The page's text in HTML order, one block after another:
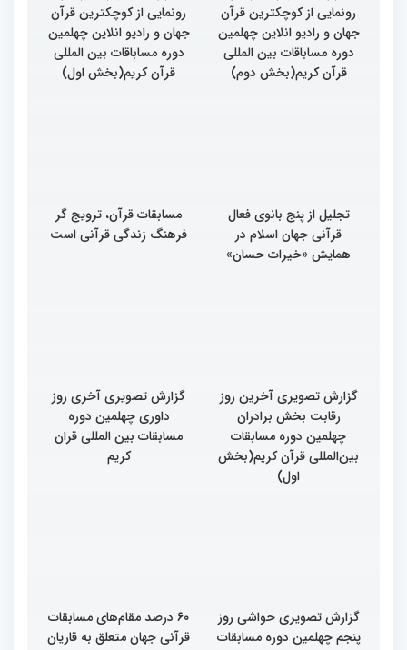
رونمایی از کوچکترین قرآن
جهان و رادیو انلاین چهلمین
دوره مساباقات بین المللی
قرآن کریم(بخش دوم)
رونمایی از کوچکترین قرآن
جهان و رادیو انلاین چهلمین
دوره مساباقات بین المللی
قرآن کریم(بخش اول)
تجلیل از پنج بانوی فعال
قرآنی جهان اسلام در
همایش «خیرات حسان»
مسابقات قرآن، ترویج گر
فرهنگ زندگی قرآنی است
گزارش تصویری آخرین روز
رقابت بخش برادران
چهلمین دوره مسابقات
بین‌المللی قرآن کریم(بخش
اول)
گزارش تصویری آخری روز
داوری چهلمین دوره
مسابقات بین المللی قران
کریم
گزارش تصویری حواشی روز
پنجم چهلمین دوره مسابقات
۶۰ درصد مقام‌های مسابقات
قرآنی جهان متعلق به قاریان